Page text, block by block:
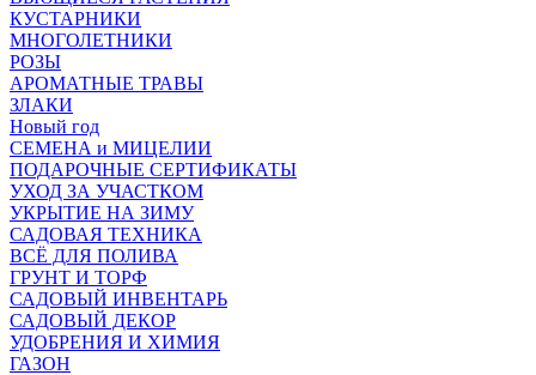
КУСТАРНИКИ
МНОГОЛЕТНИКИ
РОЗЫ
АРОМАТНЫЕ ТРАВЫ
ЗЛАКИ
Новый год
СЕМЕНА и МИЦЕЛИИ
ПОДАРОЧНЫЕ СЕРТИФИКАТЫ
УХОД ЗА УЧАСТКОМ
УКРЫТИЕ НА ЗИМУ
САДОВАЯ ТЕХНИКА
ВСЁ ДЛЯ ПОЛИВА
ГРУНТ И ТОРФ
САДОВЫЙ ИНВЕНТАРЬ
САДОВЫЙ ДЕКОР
УДОБРЕНИЯ И ХИМИЯ
ГАЗОН